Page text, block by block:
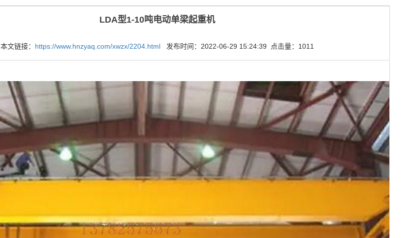
LDA型1-10吨电动单梁起重机
本文链接： https://www.hnzyaq.com/xwzx/2204.html 发布时间：2022-06-29 15:24:39 点击量：1011